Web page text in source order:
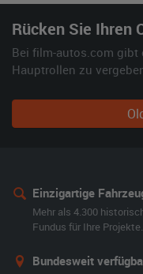
Rücken Sie Ihren
Bei film-autos.com gibt
Hauptrollen zu
Einzigartige
Mehr als 4.300
Fundus für Ihre Projekte.
Bundesweit